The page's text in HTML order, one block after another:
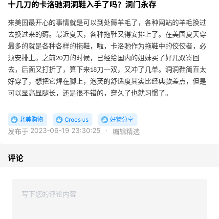
十几刀的卡洛驰洞洞鞋入手了吗？洞门永存
来美国最开心的事情就是可以到处薅羊毛了，各种网站的羊毛换过
去换过来的薅。最近夏天，各种拖鞋又得安排上了。在美国夏天穿
最多的就是各种各样的拖鞋，啦，卡洛驰作为拖鞋中的佼佼者，必
须安排上。之前20刀的时候，已经给国内的姐妹买了好几双寄回
去，后面又打折了，算下来18刀一双，又冲了几单。洞洞鞋简直太
好穿了，想把它焊在脚上，泡芙的舒适度其实比经典款差点，但是
可以显高显腿长，还是很不错的，穿久了也就习惯了。
北美购物 Crocs us 好物分享
发布于 2023-06-19 23:30:25 · 编辑精选
评论